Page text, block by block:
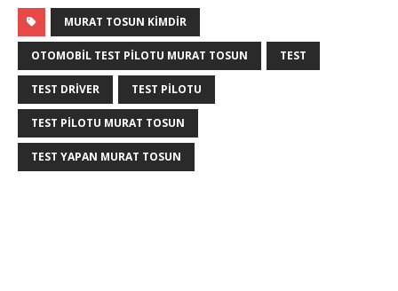
MURAT TOSUN KIMDIR
OTOMOBIL TEST PILOTU MURAT TOSUN TEST
TEST DRIVER TEST PILOTU
TEST PILOTU MURAT TOSUN
TEST YAPAN MURAT TOSUN